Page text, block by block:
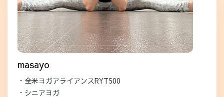
masayo
・全米ヨガアライアンスRYT500
・シニアヨガ